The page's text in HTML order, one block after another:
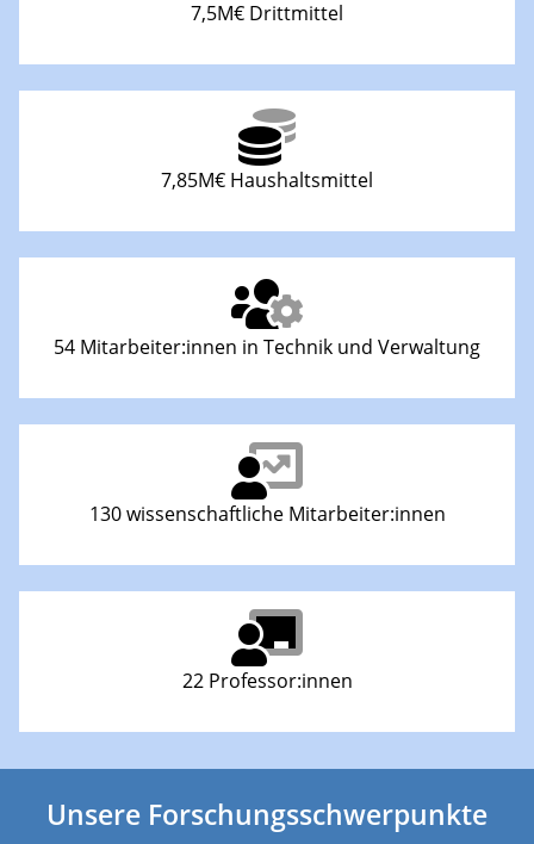
7,5M€ Drittmittel
7,85M€ Haushaltsmittel
54 Mitarbeiter:innen in Technik und Verwaltung
130 wissenschaftliche Mitarbeiter:innen
22 Professor:innen
Unsere Forschungsschwerpunkte